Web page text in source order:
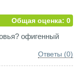
Общая оценка: 0
офигенный
Ответы (0)